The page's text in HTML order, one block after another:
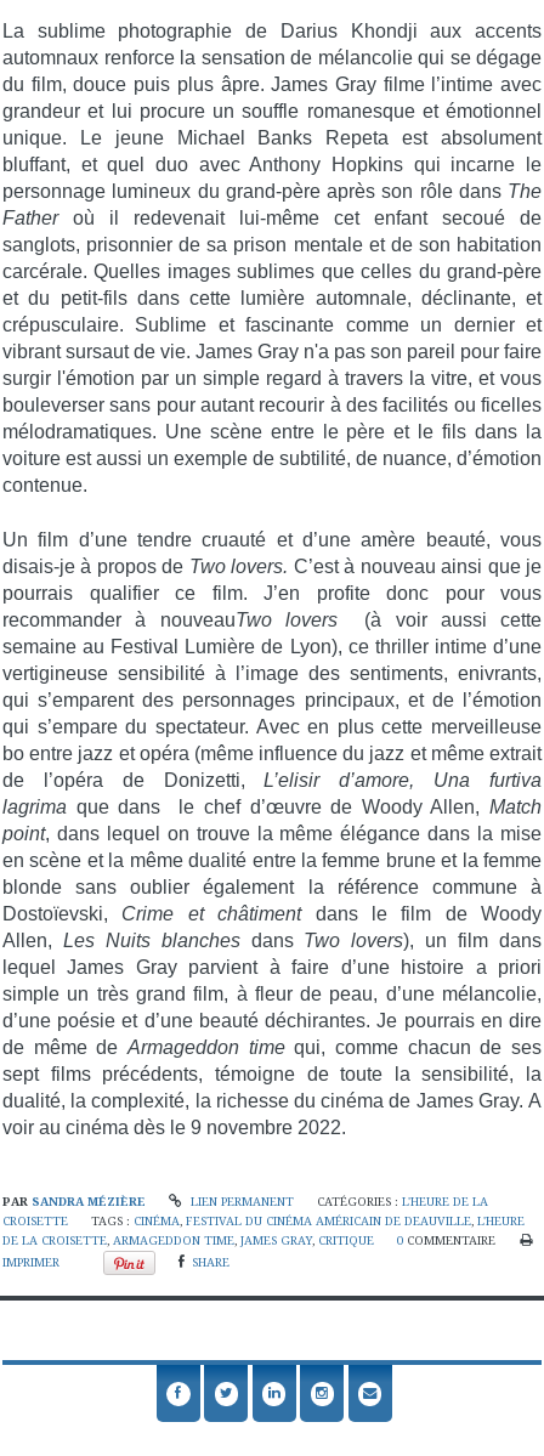
La sublime photographie de Darius Khondji aux accents
automnaux renforce la sensation de mélancolie qui se dégage
du film, douce puis plus âpre. James Gray filme l’intime avec
grandeur et lui procure un souffle romanesque et émotionnel
unique. Le jeune Michael Banks Repeta est absolument
bluffant, et quel duo avec Anthony Hopkins qui incarne le
personnage lumineux du grand-père après son rôle dans The
Father où il redevenait lui-même cet enfant secoué de
sanglots, prisonnier de sa prison mentale et de son habitation
carcérale. Quelles images sublimes que celles du grand-père
et du petit-fils dans cette lumière automnale, déclinante, et
crépusculaire. Sublime et fascinante comme un dernier et
vibrant sursaut de vie. James Gray n'a pas son pareil pour faire
surgir l'émotion par un simple regard à travers la vitre, et vous
bouleverser sans pour autant recourir à des facilités ou ficelles
mélodramatiques. Une scène entre le père et le fils dans la
voiture est aussi un exemple de subtilité, de nuance, d’émotion
contenue.
Un film d’une tendre cruauté et d’une amère beauté, vous
disais-je à propos de Two lovers. C’est à nouveau ainsi que je
pourrais qualifier ce film. J’en profite donc pour vous
recommander à nouveauTwo lovers(à voir aussi cette
semaine au Festival Lumière de Lyon), ce thriller intime d’une
vertigineuse sensibilité à l’image des sentiments, enivrants,
qui s’emparent des personnages principaux, et de l’émotion
qui s’empare du spectateur. Avec en plus cette merveilleuse
bo entre jazz et opéra (même influence du jazz et même extrait
de l’opéra de Donizetti,L’elisir d’amore, Una furtiva
lagrima que dans le chef d’œuvre de Woody Allen, Match
point, dans lequel on trouve la même élégance dans la mise
en scène et la même dualité entre la femme brune et la femme
blonde sans oublier également la référence commune à
Dostoïevski, Crime et châtimentdans le film de Woody
Allen, Les Nuits blanchesdans Two lovers), un film dans
lequel James Gray parvient à faire d’une histoire a priori
simple un très grand film, à fleur de peau, d’une mélancolie,
d’une poésie et d’une beauté déchirantes. Je pourrais en dire
de même de Armageddon timequi, comme chacun de ses
sept films précédents, témoigne de toute la sensibilité, la
dualité, la complexité, la richesse du cinéma de James Gray. A
voir au cinéma dès le 9 novembre 2022.
PAR SANDRA MÉZIÈRE LIEN PERMANENT CATÉGORIES :L'HEURE DE LA
CROISETTE
TAGS : CINÉMA,FESTIVAL DU CINÉMA AMÉRICAIN DE DEAUVILLE,L'HEURE
DE LA CROISETTE, ARMAGEDDON TIME, JAMES GRAY, CRITIQUE 0 COMMENTAIRE
IMPRIMER
SHARE